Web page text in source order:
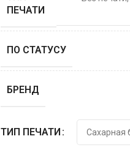
ПЕЧАТИ
ПО СТАТУСУ
БРЕНД
ТИП ПЕЧАТИ